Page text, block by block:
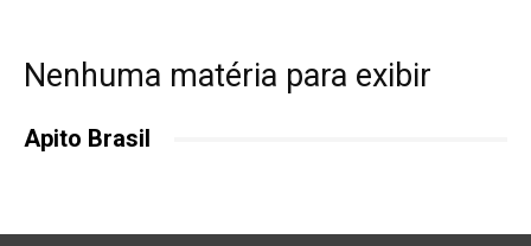
Nenhuma matéria para exibir
Apito Brasil